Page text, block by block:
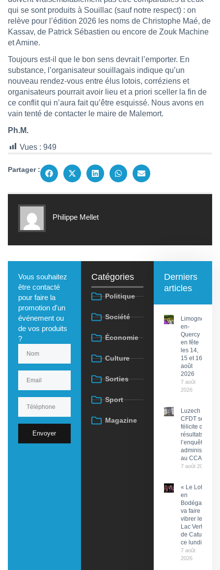
qui se sont produits à Souillac (sauf notre respect) : on
relève pour l’édition 2026 les noms de Christophe Maé, de
Kassav, de Patrick Sébastien ou encore de Zouk Machine
et Amine.
Toujours est-il que le bon sens devrait l’emporter. En
substance, l’organisateur souillagais indique qu’un
nouveau rendez-vous entre élus lotois, corréziens et
organisateurs pourrait avoir lieu et a priori sceller la fin de
ce conflit qui n’aura fait qu’être esquissé. Nous avons en
vain tenté de contacter le maire de Malemort.
Ph.M.
Vues : 949
Partager :
Philippe Mellet
Vous souhaitez
être contacté
pour faire la
promotion d'un
événement ou
de vos produits
?
Envoyer
Catégories
Politique
Société
Économie
Culture
Sorties
Sport
Magazine
Derniers
articles
Limogne-
en-
Quercy
en fête
les 14,
15 et 16
août
2026
7 août
2026
Luzech : La
CFDT se
félicite des
résultats de
l’enquête
administrative
au CCAS
7 août 2026
« Le Lot
en
Bodéga »
va faire
vibrer le
Lac Vert
de Catus
ce lundi
7 août
2026